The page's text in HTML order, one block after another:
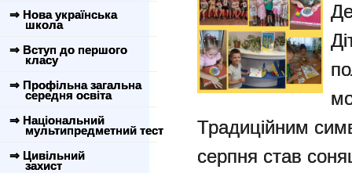
⇒ Нова українська
школа
⇒ Вступ до першого
класу
⇒ Профільна загальна
середня освіта
⇒ Національний
мультипредметний тест
⇒ Цивільний
захист
Традиційним
серпня став